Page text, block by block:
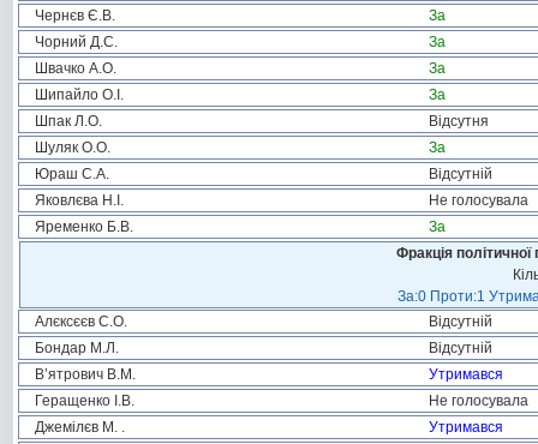
Чернєв Є.В.
За
Чорний Д.С.
За
Швачко А.О.
За
Шипайло О.І.
За
Шпак Л.О.
Відсутня
Шуляк О.О.
За
Юраш С.А.
Відсутній
Яковлєва Н.І.
Не голосувала
Яременко Б.В.
За
Фракція
За:0 Проти:1
Алєксєєв С.О.
Відсутній
Бондар М.Л.
Відсутній
В’ятрович В.М.
Утримався
Геращенко І.В.
Не голосувала
Джемілєв М. .
Утримався